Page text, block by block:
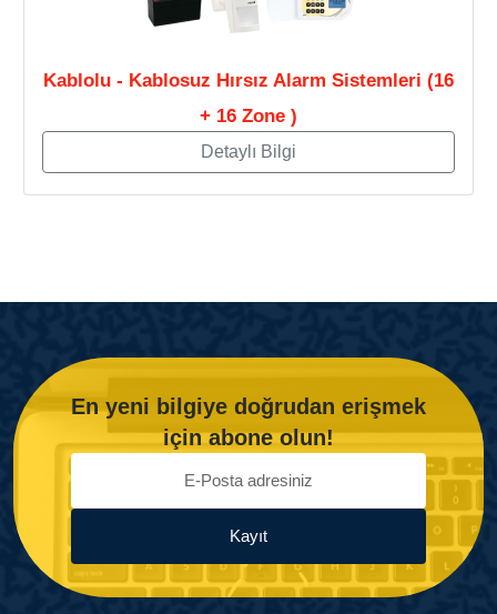
Kablolu - Kablosuz Hırsız Alarm Sistemleri (16
+ 16 Zone )
Detaylı Bilgi
En yeni bilgiye doğrudan erişmek
için abone olun!
Kayıt